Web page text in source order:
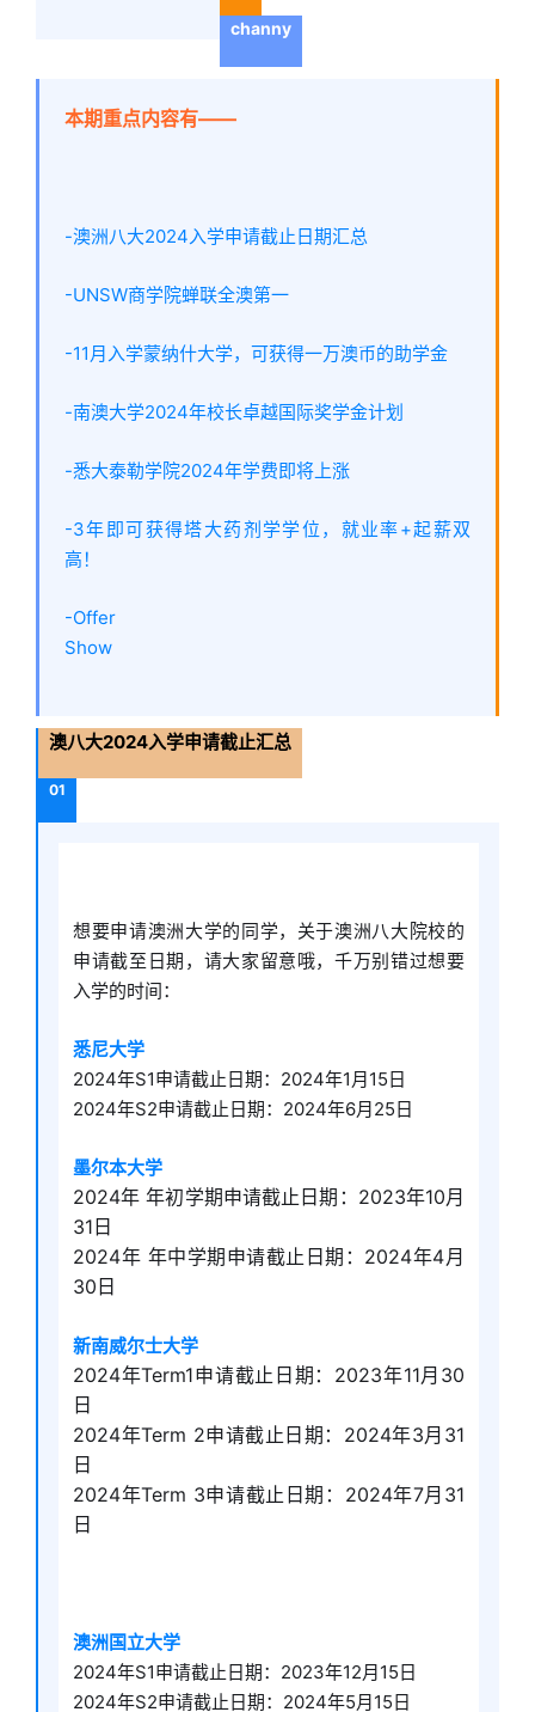
channy
本期重点内容有——
-澳洲八大2024入学申请截止日期汇总
-UNSW商学院蝉联全澳第一
-11月入学蒙纳什大学，可获得一万澳币的助学金
-南澳大学2024年校长卓越国际奖学金计划
-悉大泰勒学院2024年学费即将上涨
-3年即可获得塔大药剂学学位，就业率+起薪双
高！
-Offer
Show
澳八大2024入学申请截止汇总
01
想要申请澳洲大学的同学，关于澳洲八大院校的
申请截至日期，请大家留意哦，千万别错过想要
入学的时间：
悉尼大学
2024年S1申请截止日期：2024年1月15日
2024年S2申请截止日期：2024年6月25日
墨尔本大学
2024年 年初学期申请截止日期：2023年10月
31日
2024年 年中学期申请截止日期：2024年4月
30日
新南威尔士大学
2024年Term1申请截止日期：2023年11月30
日
2024年Term 2申请截止日期：2024年3月31
日
2024年Term 3申请截止日期：2024年7月31
日
澳洲国立大学
2024年S1申请截止日期：2023年12月15日
2024年S2申请截止日期：2024年5月15日